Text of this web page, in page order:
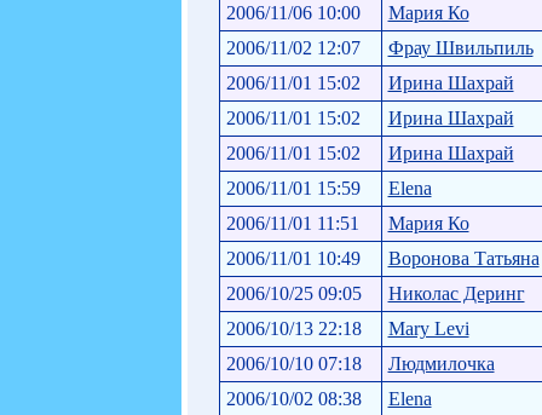
2006/11/06 10:00
Мария Ко
2006/11/02 12:07
Фрау Швильпиль
2006/11/01 15:02
Ирина Шахрай
2006/11/01 15:02
Ирина Шахрай
2006/11/01 15:02
Ирина Шахрай
2006/11/01 15:59
Elena
2006/11/01 11:51
Мария Ко
2006/11/01 10:49
Воронова Татьяна
2006/10/25 09:05
Николас Деринг
2006/10/13 22:18
Mary Levi
2006/10/10 07:18
Людмилочка
2006/10/02 08:38
Elena